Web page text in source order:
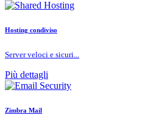
Hosting condiviso
Server veloci e sicuri...
Più dettagli
Zimbra Mail